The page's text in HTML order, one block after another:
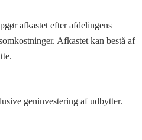
afkastet efter afdelingens
Afkastet kan bestå af
geninvestering af udbytter.